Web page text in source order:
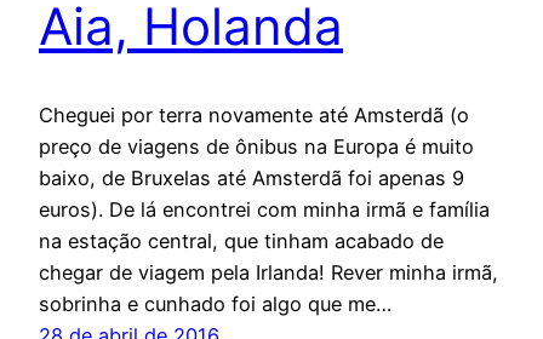
Aia, Holanda
Cheguei por terra novamente até Amsterdã (o
preço de viagens de ônibus na Europa é muito
baixo, de Bruxelas até Amsterdã foi apenas 9
euros). De lá encontrei com minha irmã e família
na estação central, que tinham acabado de
chegar de viagem pela Irlanda! Rever minha irmã,
sobrinha e cunhado foi algo que me…